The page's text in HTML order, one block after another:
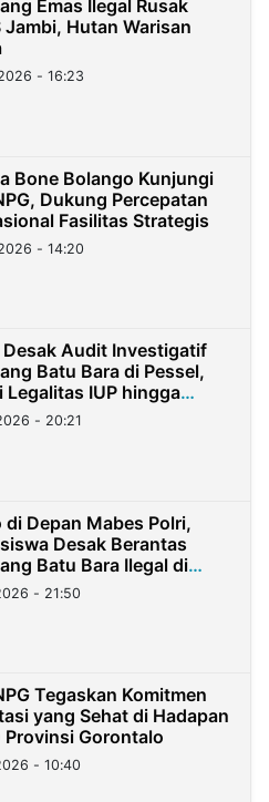
Emas Ilegal Rusak
Jambi, Hutan Warisan
- 16:23
Bone Bolango Kunjungi
Dukung Percepatan
Fasilitas Strategis
- 14:20
Desak Audit Investigatif
Batu Bara di Pessel,
Legalitas IUP hingga
- 20:21
di Depan Mabes Polri,
Desak Berantas
Batu Bara Ilegal di
- 21:50
Tegaskan Komitmen
yang Sehat di Hadapan
Provinsi Gorontalo
- 10:40